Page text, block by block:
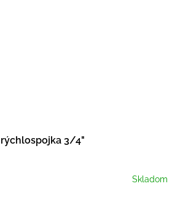
rýchlospojka 3/4"
Skladom